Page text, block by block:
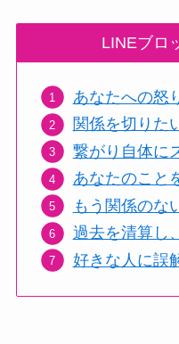
LINEブロ
あなたへの怒
関係を切りた
繋がり自体に
あなたのこと
もう関係のな
過去を清算し
好きな人に誤